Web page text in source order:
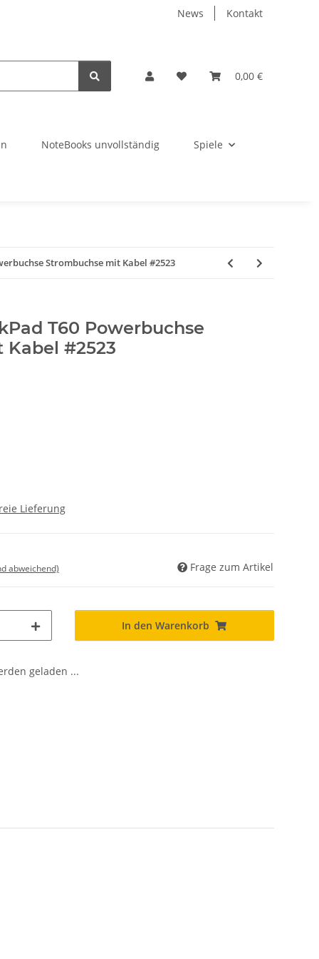
News Kontakt
0,00 €
NoteBooks unvollständig Spiele
Strombuchse mit Kabel #2523
T60 Powerbuchse
#2523
Lieferung
abweichend) Frage zum Artikel
In den Warenkorb
geladen ...